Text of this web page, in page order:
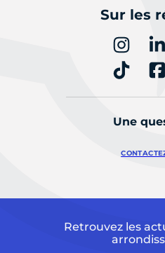
Sur les
Une
Retrouvez les